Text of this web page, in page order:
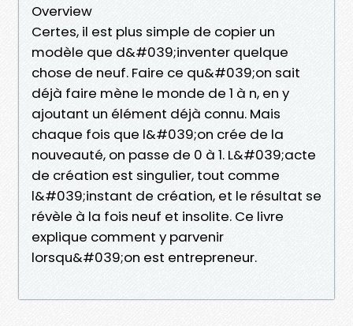
Overview
Certes, il est plus simple de copier un
modèle que d&#039;inventer quelque
chose de neuf. Faire ce qu&#039;on sait
déjà faire mène le monde de 1 à n, en y
ajoutant un élément déjà connu. Mais
chaque fois que l&#039;on crée de la
nouveauté, on passe de 0 à 1. L&#039;acte
de création est singulier, tout comme
l&#039;instant de création, et le résultat se
révèle à la fois neuf et insolite. Ce livre
explique comment y parvenir
lorsqu&#039;on est entrepreneur.